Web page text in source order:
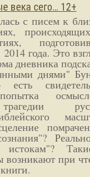
века сего… 12+
с писем к
года. Это
дневника
днями"
истокам"?
возникают при